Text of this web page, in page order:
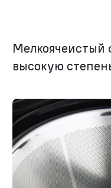
Мелкоячеистый
высокую